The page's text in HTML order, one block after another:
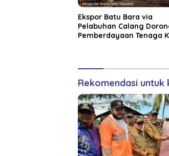
‎Ekspor Batu Bara via
Pelabuhan Calang
Pemberdayaan Tenaga
Rekomendasi untuk